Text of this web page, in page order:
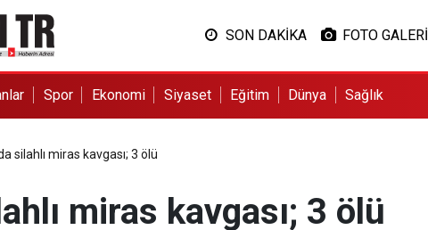
SON DAKİKA FOTO GALERİ
Spor Ekonomi Siyaset Eğitim Dünya Sağlık
silahlı miras kavgası; 3 ölü
miras kavgası; 3 ölü